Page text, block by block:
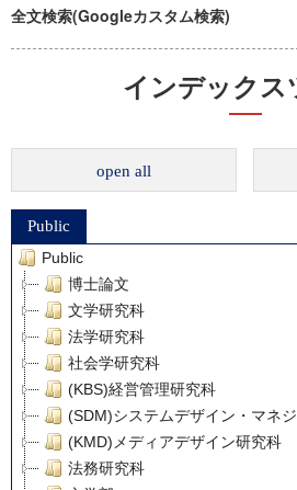
全文検索(Googleカスタム検索)
インデックス
open all
Public
Public
博士論文
文学研究科
法学研究科
社会学研究科
(KBS)経営管理研究科
(SDM)システムデザイン・マネ
(KMD)メディアデザイン研究科
法務研究科